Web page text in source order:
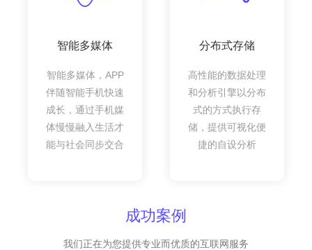
智能多媒体
智能多媒体，APP
伴随智能手机快速
成长，通过手机媒
体慢慢融入生活才
能与社会同步交合
分布式存储
高性能的数据处理
和分析引擎以分布
式的方式执行存
储，提供可视化便
捷的自设分析
成功案例
我们正在为您提供专业而优质的互联网服务